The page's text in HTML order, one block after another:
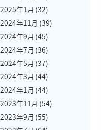
2025年1月 (32)
2024年11月 (39)
2024年9月 (45)
2024年7月 (36)
2024年5月 (37)
2024年3月 (44)
2024年1月 (44)
2023年11月 (54)
2023年9月 (55)